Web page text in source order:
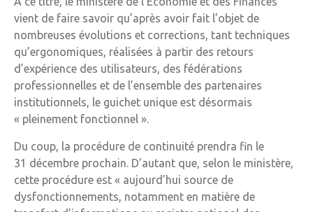
vient de faire savoir qu’après avoir fait l’objet de
nombreuses évolutions et corrections, tant techniques
qu’ergonomiques, réalisées à partir des retours
d’expérience des utilisateurs, des fédérations
professionnelles et de l’ensemble des partenaires
institutionnels, le guichet unique est désormais
« pleinement fonctionnel ».
Du coup, la procédure de continuité prendra fin le
31 décembre prochain. D’autant que, selon le ministère,
cette procédure est « aujourd’hui source de
dysfonctionnements, notamment en matière de